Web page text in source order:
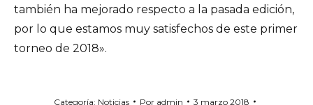
también ha mejorado respecto a la pasada edición,
por lo que estamos muy satisfechos de este primer
torneo de 2018».
Categoría: Noticias Por admin 3 marzo 2018